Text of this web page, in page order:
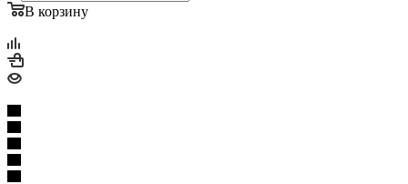
В корзину